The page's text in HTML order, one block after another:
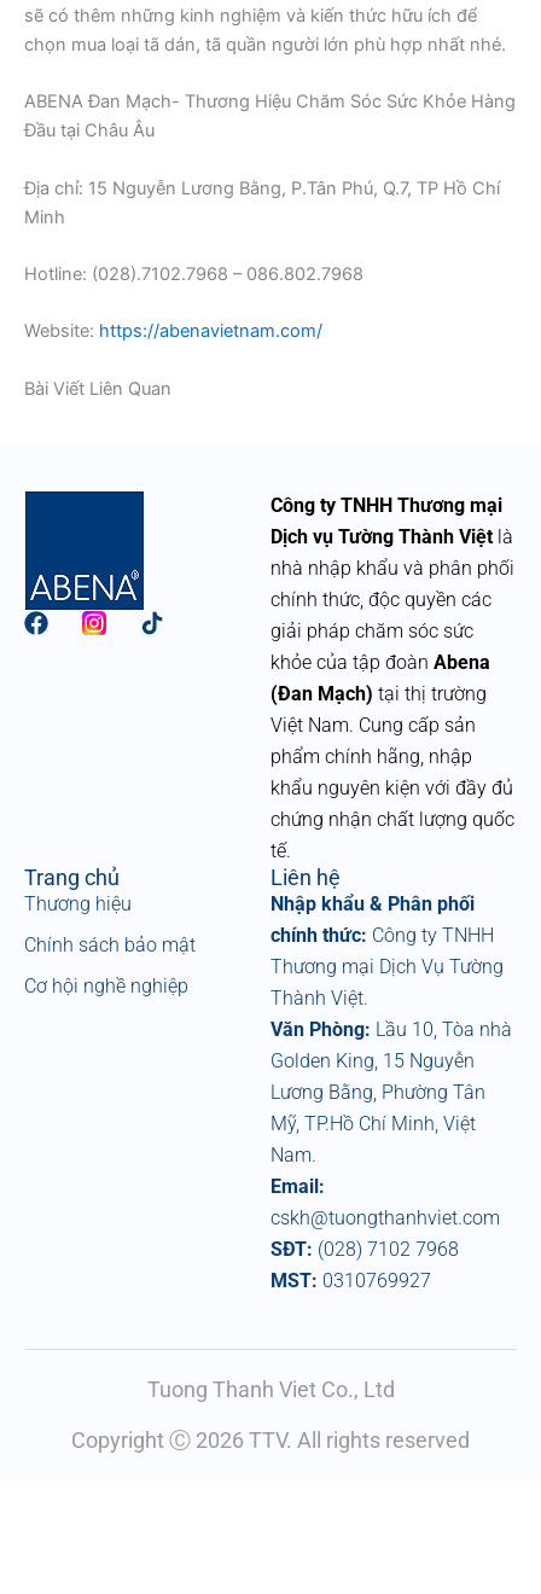
sẽ có thêm những kinh nghiệm và kiến thức hữu ích để
chọn mua loại tã dán, tã quần người lớn phù hợp nhất nhé.
ABENA Đan Mạch- Thương Hiệu Chăm Sóc Sức Khỏe Hàng
Đầu tại Châu Âu ​
Địa chỉ: 15 Nguyễn Lương Bằng, P.Tân Phú, Q.7, TP Hồ Chí
Minh ​
Hotline: (028).7102.7968 – 086.802.7968 ​
Website: https://abenavietnam.com/
Bài Viết Liên Quan
F
Công ty TNHH Thương mại
Dịch vụ Tường Thành Việtlà
nhà nhập khẩu và phân phối
chính thức, độc quyền các
giải pháp chăm sóc sức
khỏe của tập đoàn Abena
(Đan Mạch) tại thị trường
Việt Nam. Cung cấp sản
phẩm chính hãng, nhập
khẩu nguyên kiện với đầy đủ
chứng nhận chất lượng quốc
tế.
Trang chủ
Thương hiệu
Chính sách bảo mật
Cơ hội nghề nghiệp
Liên hệ
Nhập khẩu & Phân phối
chính thức: Công ty TNHH
Thương mại Dịch Vụ Tường
Thành Việt.
Văn Phòng: Lầu 10, Tòa nhà
Golden King, 15 Nguyễn
Lương Bằng, Phường Tân
Mỹ, TP.Hồ Chí Minh, Việt
Nam.
Email:
cskh@tuongthanhviet.com
SĐT: (028) 7102 7968
MST: 0310769927
Tuong Thanh Viet Co., Ltd
Copyright Ⓒ 2026 TTV. All rights reserved